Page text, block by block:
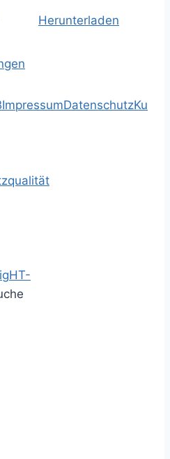
Herunterladen
ImpressumDatenschutzKu
HT-